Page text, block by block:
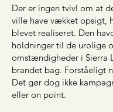
Der er ingen tvivl om at
ville have vækket opsigt,
blevet realiseret. Den
holdninger til de urolige
omstændigheder i Sierra
brandet bag. Forståeligt
Det gør dog ikke
eller on point.